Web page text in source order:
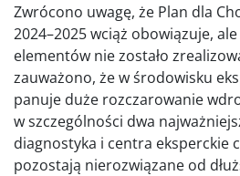
Zwrócono uwagę, że Plan dla
2024–2025 wciąż obowiązuje,
elementów nie zostało
zauważono, że w środowisku
panuje duże rozczarowanie
w szczególności dwa
diagnostyka i centra eksperckie
pozostają nierozwiązane od